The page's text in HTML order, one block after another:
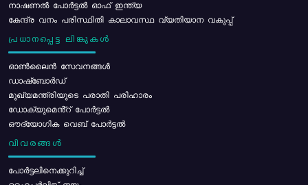
നാഷണൽ പോർട്ടൽ ഓഫ് ഇന്ത്യ
കേന്ദ്ര വനം പരിസ്ഥിതി കാലാവസ്ഥ വ്യതിയാന വകുപ്പ്
പ്രധാനപ്പെട്ട ലിങ്കുകൾ
ഓൺലൈൻ സേവനങ്ങൾ
ഡാഷ്ബോർഡ്
മുഖ്യമന്ത്രിയുടെ പരാതി പരിഹാരം
ഡോക്യുമെൻ്റ് പോർട്ടൽ
ഔദ്യോഗിക വെബ് പോർട്ടൽ
വിവരങ്ങൾ
പോര്‍ട്ടലിനെക്കുറിച്ച്